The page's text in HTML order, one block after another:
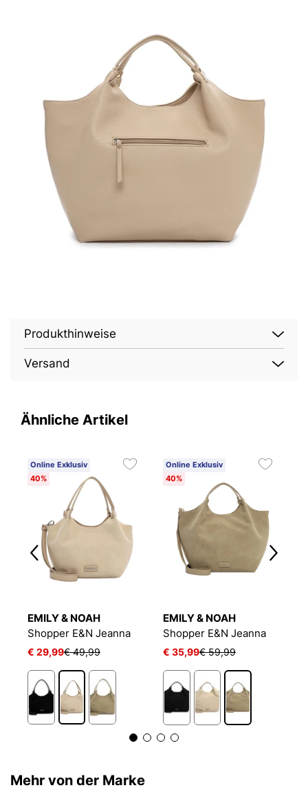
Produkthinweise
Versand
Ähnliche Artikel
Online Exklusiv
40%
EMILY & NOAH
Shopper E&N Jeanna
€ 29,99€ 49,99
Online Exklusiv
40%
EMILY & NOAH
Shopper E&N Jeanna
€ 35,99€ 59,99
Mehr von der Marke